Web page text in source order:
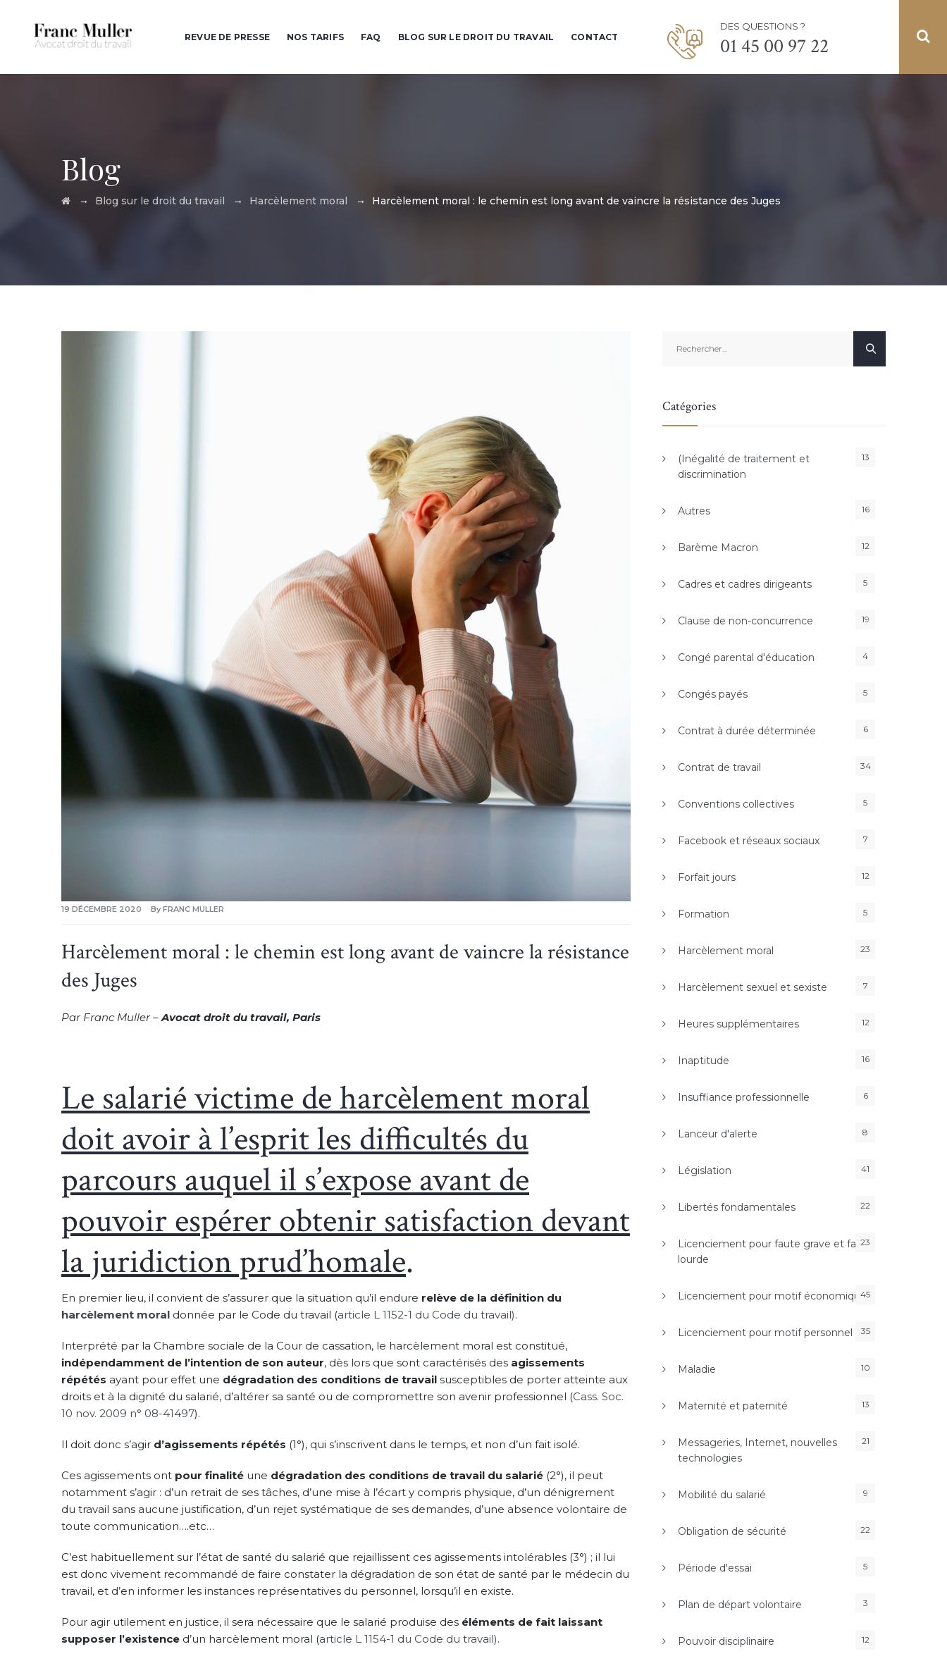
DES QUESTIONS ?
01 45 00 97 22
REVUE DE PRESSE NOS TARIFS FAQ BLOG SUR LE DROIT DU TRAVAIL CONTACT
Blog
→ Blog sur le droit du travail → Harcèlement moral → Harcèlement moral : le chemin est long avant de vaincre la résistance des Juges
19 DÉCEMBRE 2020 By FRANC MULLER
Harcèlement moral : le chemin est long avant de vaincre la résistance
des Juges
Par Franc Muller –Avocat droit du travail, Paris
Le salarié victime de harcèlement moral
doit avoir à l’esprit les difficultés du
parcours auquel il s’expose avant de
pouvoir espérer obtenir satisfaction devant
la juridiction prud’homale.
En premier lieu, il convient de s’assurer que la situation qu’il endure relève de la définition du
harcèlement moral donnée par le Code du travail (article L 1152-1 du Code du travail).
Interprété par la Chambre sociale de la Cour de cassation, le harcèlement moral est constitué,
indépendamment de l’intention de son auteur, dès lors que sont caractérisés des agissements
répétés ayant pour effet une dégradation des conditions de travail susceptibles de porter atteinte aux
droits et à la dignité du salarié, d’altérer sa santé ou de compromettre son avenir professionnel (Cass. Soc.
10 nov. 2009 n° 08-41497).
Il doit donc s’agir d’agissements répétés (1°), qui s’inscrivent dans le temps, et non d’un fait isolé.
Ces agissements ont pour finalité une dégradation des conditions de travail du salarié (2°), il peut
notamment s’agir : d’un retrait de ses tâches, d’une mise à l’écart y compris physique, d’un dénigrement
du travail sans aucune justification, d’un rejet systématique de ses demandes, d’une absence volontaire de
toute communication….etc…
C’est habituellement sur l’état de santé du salarié que rejaillissent ces agissements intolérables (3°) ; il lui
est donc vivement recommandé de faire constater la dégradation de son état de santé par le médecin du
travail, et d’en informer les instances représentatives du personnel, lorsqu’il en existe.
Pour agir utilement en justice, il sera nécessaire que le salarié produise des éléments de fait laissant
supposer l’existence d’un harcèlement moral (article L 1154-1 du Code du travail).
Catégories
(Inégalité de traitement et
discrimination
13
Autres 16
Barème Macron 12
Cadres et cadres dirigeants 5
Clause de non-concurrence 19
Congé parental d'éducation 4
Congés payés 5
Contrat à durée déterminée 6
Contrat de travail 34
Conventions collectives 5
Facebook et réseaux sociaux 7
Forfait jours 12
Formation 5
Harcèlement moral 23
Harcèlement sexuel et sexiste 7
Heures supplémentaires 12
Inaptitude 16
Insuffiance professionnelle 6
Lanceur d'alerte 8
Législation 41
Libertés fondamentales 22
Licenciement pour faute grave et faute
lourde
23
Licenciement pour motif économique
45
Licenciement pour motif personnel 35
Maladie 10
Maternité et paternité 13
Messageries, Internet, nouvelles
technologies
21
Mobilité du salarié 9
Obligation de sécurité 22
Période d'essai 5
Plan de départ volontaire 3
Pouvoir disciplinaire 12